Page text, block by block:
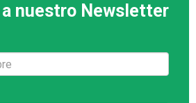
nuestro Newsletter